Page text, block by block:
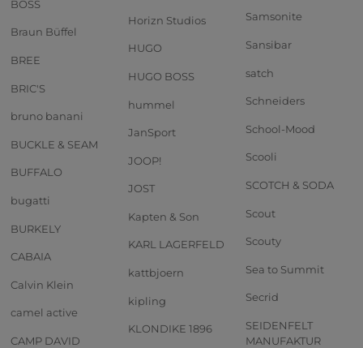
BOSS
Braun Büffel
BREE
BRIC'S
bruno banani
BUCKLE & SEAM
BUFFALO
bugatti
BURKELY
CABAIA
Calvin Klein
camel active
CAMP DAVID
Horizn Studios
HUGO
HUGO BOSS
hummel
JanSport
JOOP!
JOST
Kapten & Son
KARL LAGERFELD
kattbjoern
kipling
KLONDIKE 1896
Samsonite
Sansibar
satch
Schneiders
School-Mood
Scooli
SCOTCH & SODA
Scout
Scouty
Sea to Summit
Secrid
SEIDENFELT
MANUFAKTUR